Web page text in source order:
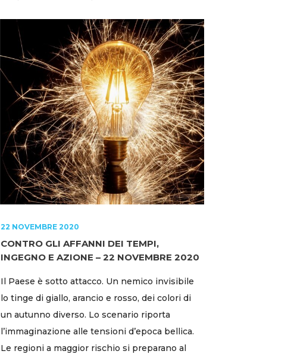
22 NOVEMBRE 2020
CONTRO GLI AFFANNI DEI TEMPI,
INGEGNO E AZIONE – 22 NOVEMBRE 2020
Il Paese è sotto attacco. Un nemico invisibile
lo tinge di giallo, arancio e rosso, dei colori di
un autunno diverso. Lo scenario riporta
l’immaginazione alle tensioni d’epoca bellica.
Le regioni a maggior rischio si preparano al